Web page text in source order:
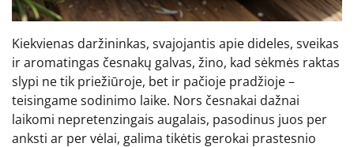
Kiekvienas daržininkas, svajojantis apie dideles, sveikas
ir aromatingas česnakų galvas, žino, kad sėkmės raktas
slypi ne tik priežiūroje, bet ir pačioje pradžioje –
teisingame sodinimo laike. Nors česnakai dažnai
laikomi nepretenzingais augalais, pasodinus juos per
anksti ar per vėlai, galima tikėtis gerokai prastesnio